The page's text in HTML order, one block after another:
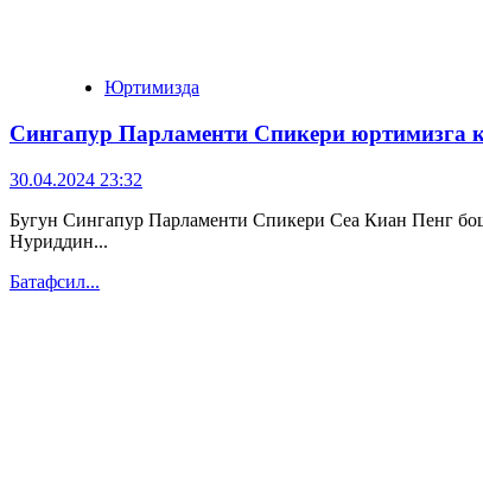
Юртимизда
Cингапур Парламенти Спикери юртимизга
30.04.2024 23:32
Бугун Cингапур Парламенти Спикери Сеа Киан Пенг
Нуриддин...
Батафсил...